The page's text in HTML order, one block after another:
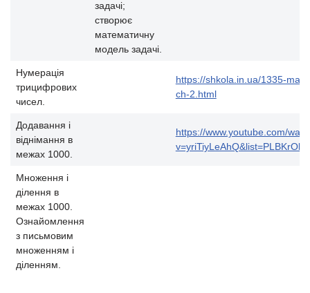
задачі;
створює
математичну
модель задачі.
Нумерація
трицифрових
чисел.
https://shkola.in.ua/1335-
ch-2.html
Додавання і
віднімання в
межах 1000.
https://www.youtube.com/
Множення і
ділення в
межах 1000.
Ознайомлення
з письмовим
множенням і
діленням.